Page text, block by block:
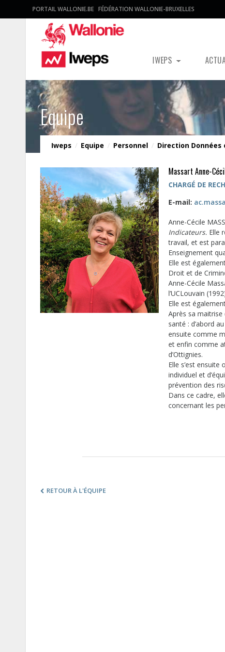
PORTAIL WALLONIE.BE FÉDÉRATION WALLONIE-BRUXELLES
IWEPS
Equipe
Iweps / Equipe / Personnel / Direction
Massart Anne-
CHARGÉ DE
E-mail:
Anne-Cécile
Indicateurs. Elle
travail, et est
Enseignement
Elle est
Droit et de
Anne-Cécile
l’UCLouvain
Elle est
Après sa maitrise
santé : d’abord
ensuite comme
et enfin comme
d’Ottignies.
Elle s’est
individuel et
prévention des
Dans ce cadre,
concernant les
RETOUR À L'ÉQUIPE